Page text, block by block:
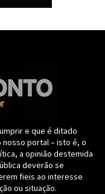
e que é ditado
portal – isto é, o
a opinião destemida
deverão se
fieis ao interesse
ou situação.